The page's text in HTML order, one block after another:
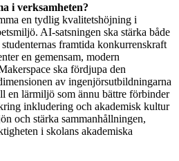
i verksamheten?
en tydlig kvalitetshöjning i
AI-satsningen ska stärka både
framtida konkurrenskraft
en gemensam, modern
ska fördjupa den
av ingenjörsutbildningarna
en lärmiljö som ännu bättre förbinder
inkludering och akademisk kultur
och stärka sammanhållningen,
i skolans akademiska